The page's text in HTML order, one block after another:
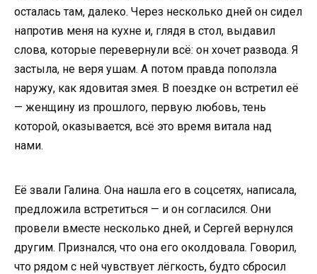
осталась там, далеко. Через несколько дней он сидел
напротив меня на кухне и, глядя в стол, выдавил
слова, которые перевернули всё: он хочет развода. Я
застыла, не веря ушам. А потом правда поползла
наружу, как ядовитая змея. В поездке он встретил её
— женщину из прошлого, первую любовь, тень
которой, оказывается, всё это время витала над
нами.
Её звали Галина. Она нашла его в соцсетях, написала,
предложила встретиться — и он согласился. Они
провели вместе несколько дней, и Сергей вернулся
другим. Признался, что она его околдовала. Говорил,
что рядом с ней чувствует лёгкость, будто сбросил